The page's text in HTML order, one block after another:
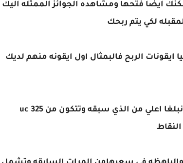
ايضا فتحها ومشاهده الجوائز الممثله اليك
لكي يتم ربحك
ايقونات الربح فالبمثال اول ايقونه منهم لديك
والايقونه الثانيه وتشمل عدد اكبر في النقاط والتي تمثل نبلغا اعلي من الذي سبقه وتتكون من 325 uc